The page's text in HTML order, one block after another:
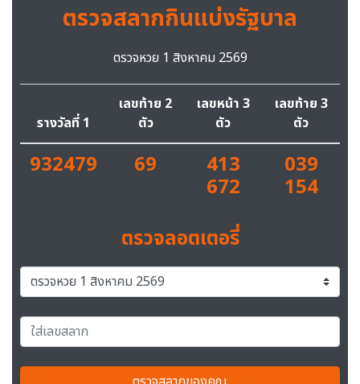
ตรวจสลากกินแบ่งรัฐบาล
ตรวจหวย 1 สิงหาคม 2569
รางวัลที่ 1
เลขท้าย 2
ตัว
เลขหน้า 3
ตัว
เลขท้าย 3
ตัว
932479 69 413
672
039
154
ตรวจลอตเตอรี่